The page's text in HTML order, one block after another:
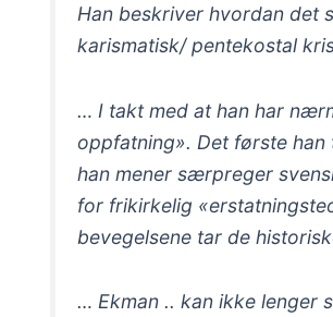
Han beskriver hvordan det
karismatisk/ pentekostal
… I takt med at han har
oppfatning». Det første
han mener særpreger
for frikirkelig
bevegelsene tar de
… Ekman .. kan ikke lenger